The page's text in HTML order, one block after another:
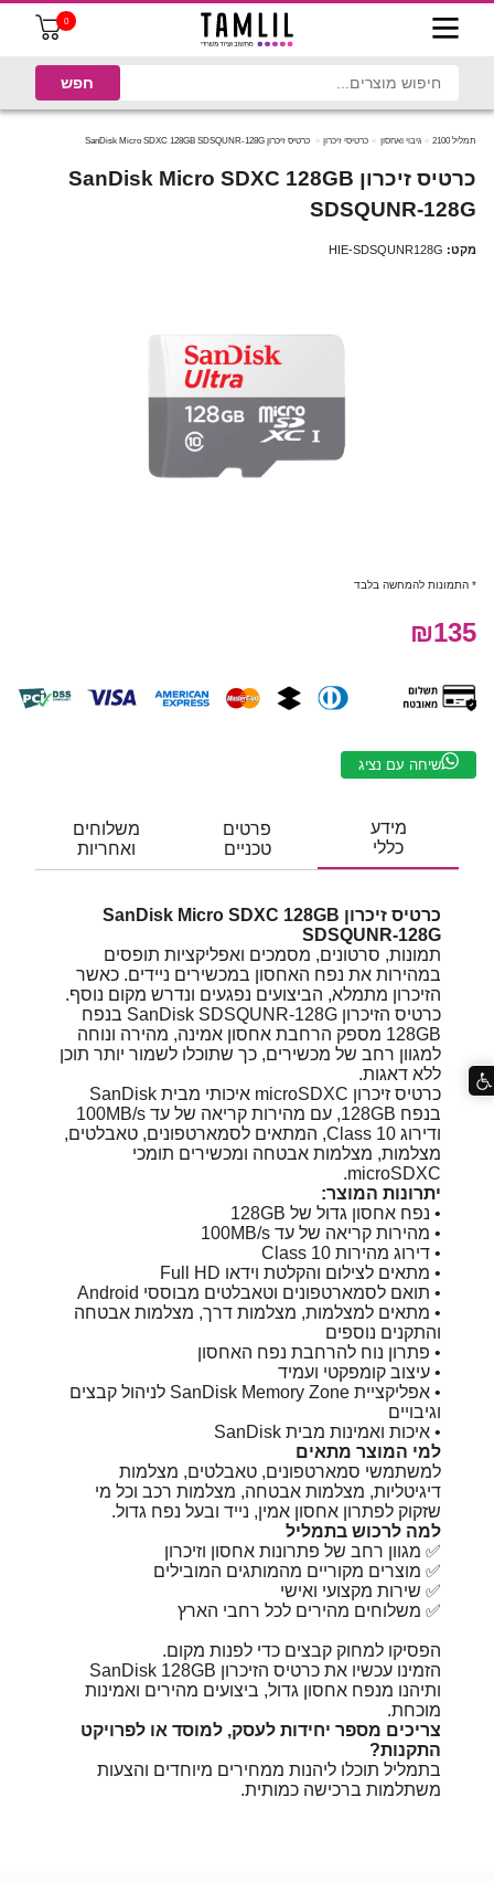
0
תמליל 2100 גיבוי ואחסון כרטיסי זיכרון כרטיס זיכרון SanDisk Micro SDXC 128GB SDSQUNR-128G
כרטיס זיכרון SanDisk Micro SDXC 128GB
SDSQUNR-128G
מקט: HIE-SDSQUNR128G
* התמונות להמחשה בלבד
₪135
שיחה עם נציג
מידע
כללי
פרטים
טכניים
משלוחים
ואחריות
כרטיס זיכרון SanDisk Micro SDXC 128GB
SDSQUNR-128G
תמונות, סרטונים, מסמכים ואפליקציות תופסים
במהירות את נפח האחסון במכשירים ניידים. כאשר
הזיכרון מתמלא, הביצועים נפגעים ונדרש מקום נוסף.
כרטיס הזיכרון SanDisk SDSQUNR-128G בנפח
128GB מספק הרחבת אחסון אמינה, מהירה ונוחה
למגוון רחב של מכשירים, כך שתוכלו לשמור יותר תוכן
ללא דאגות.
כרטיס זיכרון microSDXC איכותי מבית SanDisk
בנפח 128GB, עם מהירות קריאה של עד 100MB/s
ודירוג Class 10, המתאים לסמארטפונים, טאבלטים,
מצלמות, מצלמות אבטחה ומכשירים תומכי
microSDXC.
יתרונות המוצר:
• נפח אחסון גדול של 128GB
• מהירות קריאה של עד 100MB/s
• דירוג מהירות Class 10
• מתאים לצילום והקלטת וידאו Full HD
• תואם לסמארטפונים וטאבלטים מבוססי Android
• מתאים למצלמות, מצלמות דרך, מצלמות אבטחה
והתקנים נוספים
• פתרון נוח להרחבת נפח האחסון
• עיצוב קומפקטי ועמיד
• אפליקציית SanDisk Memory Zone לניהול קבצים
וגיבויים
• איכות ואמינות מבית SanDisk
למי המוצר מתאים
למשתמשי סמארטפונים, טאבלטים, מצלמות
דיגיטליות, מצלמות אבטחה, מצלמות רכב וכל מי
שזקוק לפתרון אחסון אמין, נייד ובעל נפח גדול.
למה לרכוש בתמליל
✅ מגוון רחב של פתרונות אחסון וזיכרון
✅ מוצרים מקוריים מהמותגים המובילים
✅ שירות מקצועי ואישי
✅ משלוחים מהירים לכל רחבי הארץ
הפסיקו למחוק קבצים כדי לפנות מקום.
הזמינו עכשיו את כרטיס הזיכרון SanDisk 128GB
ותיהנו מנפח אחסון גדול, ביצועים מהירים ואמינות
מוכחת.
צריכים מספר יחידות לעסק, למוסד או לפרויקט
התקנות?
בתמליל תוכלו ליהנות ממחירים מיוחדים והצעות
משתלמות ברכישה כמותית.